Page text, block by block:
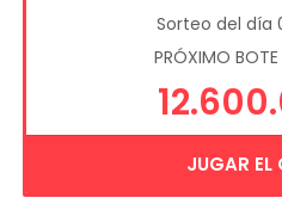
Sorteo del día
PRÓXIMO BOTE
JUGAR EL